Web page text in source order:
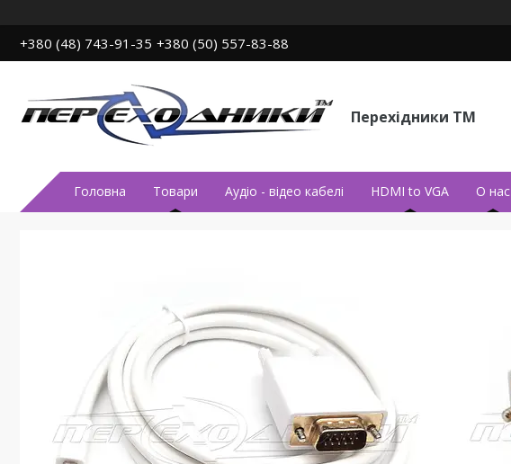
+380 (48) 743-91-35 +380 (50) 557-83-88
Перехідники ТМ
Головна Товари Аудiо - вiдео кабелi HDMI to VGA О нас